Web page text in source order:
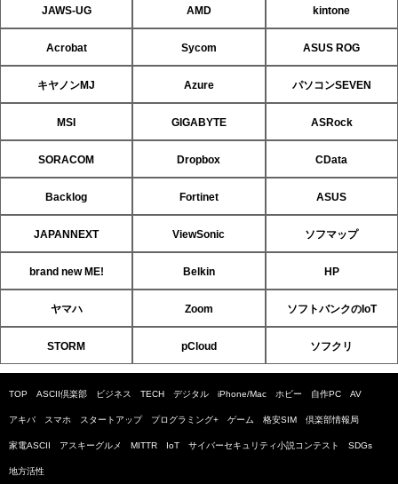
JAWS-UG AMD kintone
Acrobat Sycom ASUS ROG
キヤノンMJ Azure パソコンSEVEN
MSI GIGABYTE ASRock
SORACOM Dropbox CData
Backlog Fortinet ASUS
JAPANNEXT ViewSonic ソフマップ
brand new ME! Belkin HP
ヤマハ Zoom ソフトバンクのIoT
STORM pCloud ソフクリ
TOP ASCII倶楽部 ビジネス TECH デジタル iPhone/Mac ホビー 自作PC AV
アキバ スマホ スタートアップ プログラミング+ ゲーム 格安SIM 倶楽部情報局
家電ASCII アスキーグルメ MITTR IoT サイバーセキュリティ小説コンテスト SDGs
地方活性